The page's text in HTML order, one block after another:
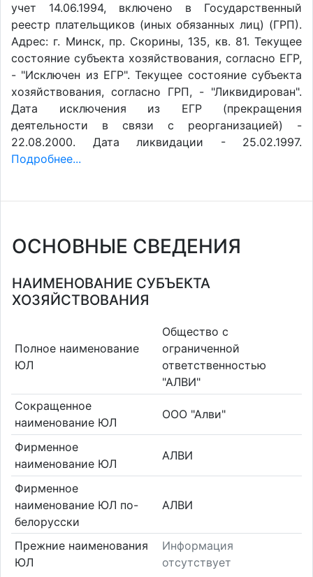
учет 14.06.1994, включено в Государственный
реестр плательщиков (иных обязанных лиц) (ГРП).
Адрес: г. Минск, пр. Скорины, 135, кв. 81. Текущее
состояние субъекта хозяйствования, согласно ЕГР,
- "Исключен из ЕГР". Текущее состояние субъекта
хозяйствования, согласно ГРП, - "Ликвидирован".
Дата исключения из ЕГР (прекращения
деятельности в связи с реорганизацией) -
22.08.2000. Дата ликвидации - 25.02.1997.
Подробнее...
ОСНОВНЫЕ СВЕДЕНИЯ
НАИМЕНОВАНИЕ СУБЪЕКТА
ХОЗЯЙСТВОВАНИЯ
Полное наименование
ЮЛ
Общество с
ограниченной
ответственностью
"АЛВИ"
Сокращенное
наименование ЮЛ
ООО "Алви"
Фирменное
наименование ЮЛ
АЛВИ
Фирменное
наименование ЮЛ по-
белорусски
АЛВИ
Прежние наименования
ЮЛ
Информация
отсутствует